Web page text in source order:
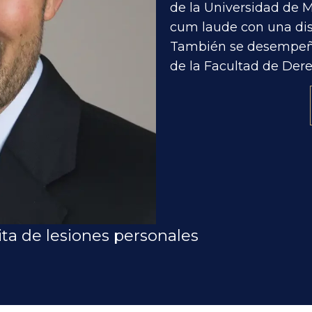
de la Universidad de
cum laude con una
También se
de la Facultad de
de lesiones personales